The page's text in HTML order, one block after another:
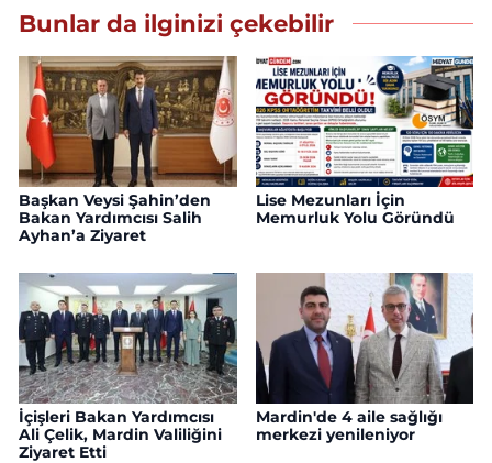
Bunlar da ilginizi çekebilir
Başkan Veysi Şahin’den
Bakan Yardımcısı Salih
Ayhan’a Ziyaret
Lise Mezunları İçin
Memurluk Yolu Göründü
İçişleri Bakan Yardımcısı
Ali Çelik, Mardin Valiliğini
Ziyaret Etti
Mardin'de 4 aile sağlığı
merkezi yenileniyor